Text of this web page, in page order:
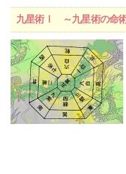
九星術Ⅰ ～九星術の命